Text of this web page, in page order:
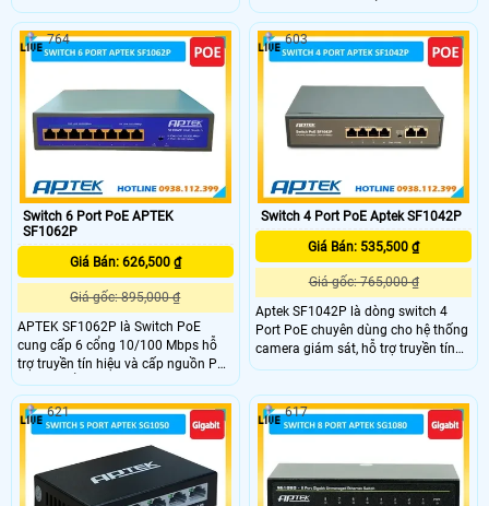
chóng qua cáp mạng với khoảng
cách lên đến 250m. Thiết bị hỗ trợ
tối đa 30W mỗi cổng, tổng công
suất lên đến 120W, có tính năng
cổng PoE, truyền tín hiệu và nguồn
ổn định cho camera với tốc độ tối
đa 10Mbps
10/100Mbps và 2 cổng uplink
10/100Mbps. Thiết bị hỗ trợ chuẩn
IEEE 802.3af/at, cung cấp nguồn và
tín hiệu qua cáp mạng với khoảng
cách lên đến 250m nhờ tính
Extended Mode, mỗi cổng PoE có
công suất tối đa 30W, tổng công
suất 120W
Switch 6 Port PoE APTEK
SF1062P
Giá Bán: 626,500 ₫
Giá gốc: 895,000 ₫
APTEK SF1062P là Switch PoE
cung cấp 6 cổng 10/100 Mbps hỗ
trợ truyền tín hiệu và cấp nguồn PoE
theo chuẩn IEEE 802.af/at. Với công
suất tối đa 30W mỗi cổng và tổng
công suất 78W, switch có khả năng
cung cấp nguồn PoE cho các thiết
bị ở khoảng cách lên đến 250m khi
sử dụng chế độ extended (CCTV
mode)
764
Switch 4 Port PoE Aptek SF1042P
Giá Bán: 535,500 ₫
Giá gốc: 765,000 ₫
Aptek SF1042P là dòng switch 4
Port PoE chuyên dùng cho hệ thống
camera giám sát, hỗ trợ truyền tín
hiệu và cấp nguồn PoE hiệu quả tiết
10/100Mbps chuẩn IEEE 802.3af/at,
công suất tối đa 30W mỗi port và
tổng công suất 60W, hỗ trợ chế độ
extended (CCTV mode) giúp cô lập
các port PoE, đảm bảo tín hiệu ổn
định với tốc độ 10Mbps.
603
621 617